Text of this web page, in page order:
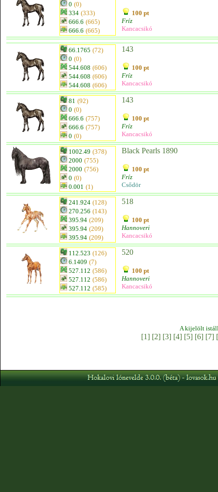
0 (0)
334 (333)
666.6 (665)
666.6 (665)
100 pt
Fríz
Kancacsikó
66.1765 (72)
0 (0)
544.608 (606)
544.608 (606)
544.608 (606)
143
100 pt
Fríz
Kancacsikó
81 (92)
0 (0)
666.6 (757)
666.6 (757)
0 (0)
143
100 pt
Fríz
Kancacsikó
1002.49 (378)
2000 (755)
2000 (756)
0 (0)
0.001 (1)
Black Pearls 1890
100 pt
Fríz
Csődör
241.924 (128)
270.256 (143)
395.94 (209)
395.94 (209)
395.94 (209)
518
100 pt
Hannoveri
Kancacsikó
112.523 (126)
6.1409 (7)
527.112 (586)
527.112 (586)
527.112 (585)
520
100 pt
Hannoveri
Kancacsikó
A kijelölt
[1] [2] [3] [4] [5] [6] [7]